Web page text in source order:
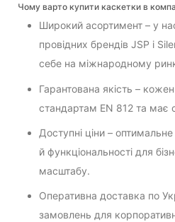
Чому варто купити каскетки в
Широкий асортимент – у
провідних брендів JSP і
себе на міжнародному
Гарантована якість – кожен
стандартам EN 812 та має
Доступні ціни –
й функціональності для
масштабу.
Оперативна доставка по
замовлень для